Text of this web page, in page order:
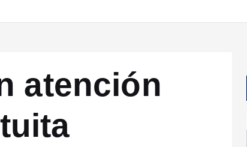
atención